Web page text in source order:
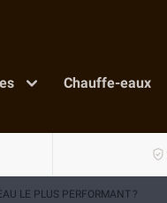
Chauffe-eaux
LE PLUS PERFORMANT ?